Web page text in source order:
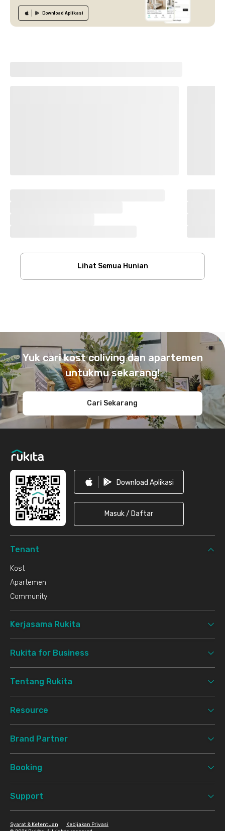
Download Aplikasi
Lihat Semua Hunian
Yuk cari kost coliving dan apartemen
untukmu sekarang!
Cari Sekarang
Download Aplikasi
Masuk / Daftar
Tenant
Kost
Apartemen
Community
Kerjasama Rukita
Rukita for Business
Tentang Rukita
Resource
Brand Partner
Booking
Support
Syarat & Ketentuan Kebijakan Privasi